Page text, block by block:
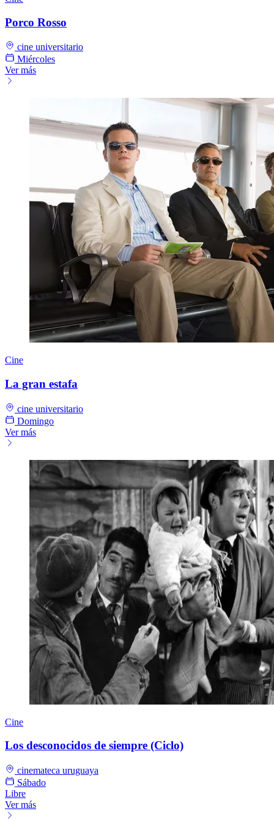
Porco Rosso
cine universitario
Miércoles
Ver más
Cine
La gran estafa
cine universitario
Domingo
Ver más
Cine
Los desconocidos de siempre (Ciclo)
cinemateca uruguaya
Sábado
Libre
Ver más